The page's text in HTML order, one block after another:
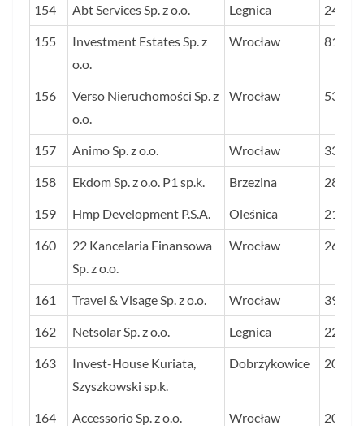
154 Abt Services Sp. z o.o. Legnica 24
155
Investment Estates Sp. z
o.o.
Wrocław 81
156
Verso Nieruchomości Sp. z
o.o.
Wrocław 53
157 Animo Sp. z o.o. Wrocław 33
158 Ekdom Sp. z o.o. P1 sp.k. Brzezina 28
159 Hmp Development P.S.A. Oleśnica 21
160
22 Kancelaria Finansowa
Sp. z o.o.
Wrocław 26
161 Travel & Visage Sp. z o.o. Wrocław 39
162 Netsolar Sp. z o.o. Legnica 22
163
Invest-House Kuriata,
Szyszkowski sp.k.
Dobrzykowice 20
164 Accessorio Sp. z o.o. Wrocław 20